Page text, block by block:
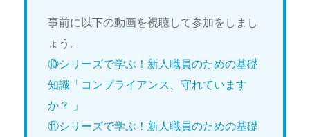
事前に以下の動画を視聴して参加をしまし
ょう。
⑩シリーズで学ぶ！新人職員のための基礎
知識「コンプライアンス、守れています
か？ 」
⑪シリーズで学ぶ！新人職員のための基礎